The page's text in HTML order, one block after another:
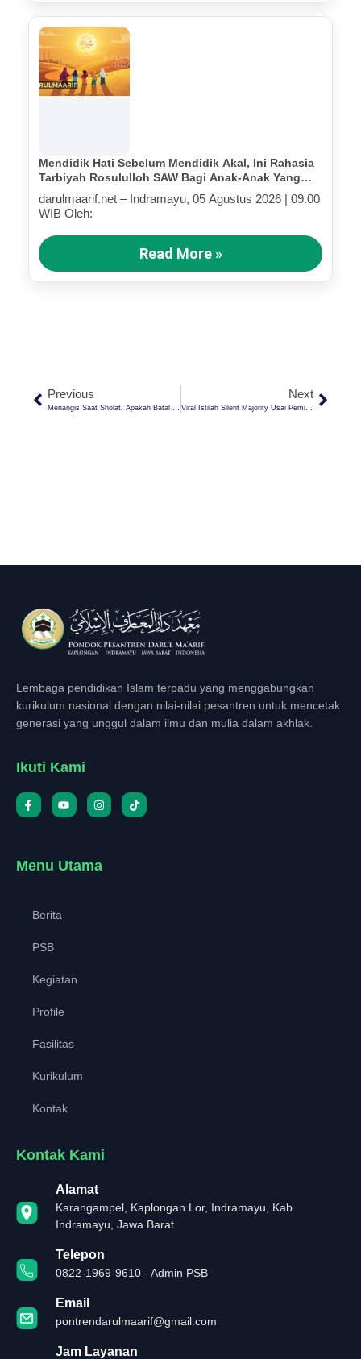
Mendidik Hati Sebelum Mendidik Akal, Ini Rahasia
Tarbiyah Rosululloh SAW Bagi Anak-Anak Yang
Terluka (Bagian III)
darulmaarif.net – Indramayu, 05 Agustus 2026 | 09.00
WIB Oleh:
Read More »
Previous
Menangis Saat Sholat, Apakah Batal Sholatnya? Ini Jawaban Menurut Empat Madzhab
Next
Viral Istilah Silent Majority Usai Pemilu: Tanggapan Islam Terkait Masyarakat Diam
Lembaga pendidikan Islam terpadu yang menggabungkan
kurikulum nasional dengan nilai-nilai pesantren untuk mencetak
generasi yang unggul dalam ilmu dan mulia dalam akhlak.
Ikuti Kami
Menu Utama
Berita
PSB
Kegiatan
Profile
Fasilitas
Kurikulum
Kontak
Kontak Kami
Alamat
Karangampel, Kaplongan Lor, Indramayu, Kab.
Indramayu, Jawa Barat
Telepon
0822-1969-9610 - Admin PSB
Email
pontrendarulmaarif@gmail.com
Jam Layanan